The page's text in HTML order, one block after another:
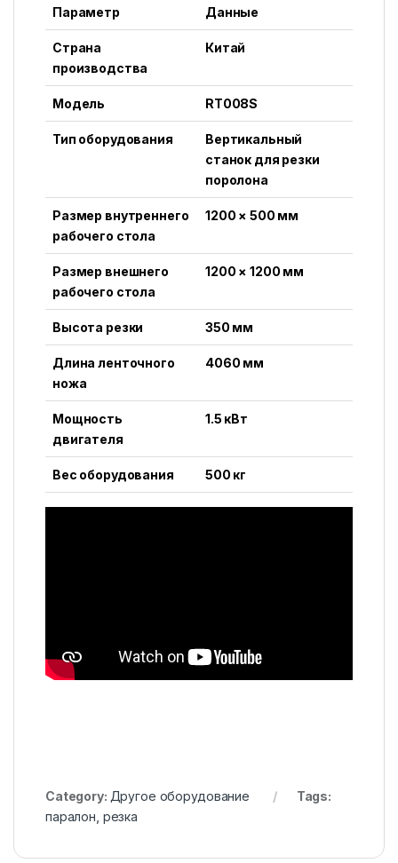
Параметр Данные
Страна
производства
Китай
Модель RT008S
Тип оборудования
Вертикальный
станок для резки
поролона
Размер внутреннего
рабочего стола
1200 × 500 мм
Размер внешнего
рабочего стола
1200 × 1200 мм
Высота резки 350 мм
Длина ленточного
ножа
4060 мм
Мощность
двигателя
1.5 кВт
Вес оборудования 500 кг
Category: Другое оборудование
Tags:
паралон, резка